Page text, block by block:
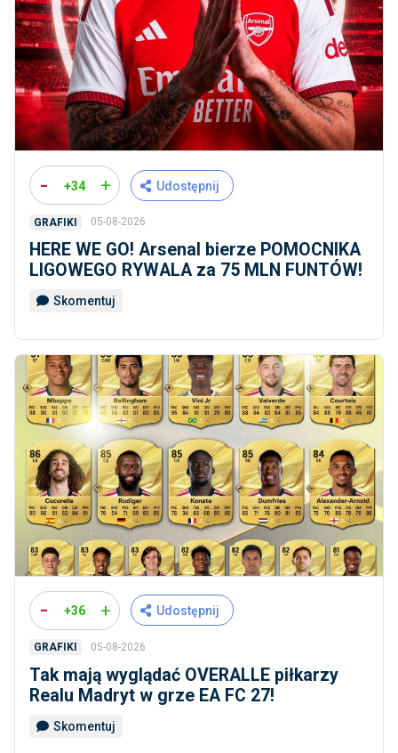
- +34 + Udostępnij
GRAFIKI 05-08-2026
HERE WE GO! Arsenal bierze POMOCNIKA
LIGOWEGO RYWALA za 75 MLN FUNTÓW!
Skomentuj
- +36 + Udostępnij
GRAFIKI 05-08-2026
Tak mają wyglądać OVERALLE piłkarzy
Realu Madryt w grze EA FC 27!
Skomentuj